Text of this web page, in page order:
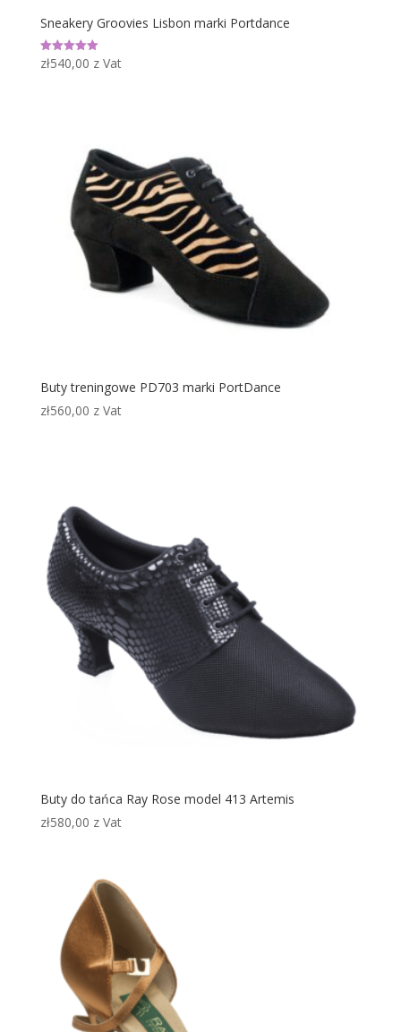
Sneakery Groovies Lisbon marki Portdance
Oceniono
5.00
zł540,00 z Vat
Buty treningowe PD703 marki PortDance
zł560,00 z Vat
Buty do tańca Ray Rose model 413 Artemis
zł580,00 z Vat